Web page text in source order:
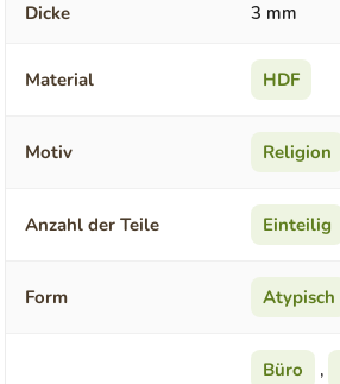
Dicke 3 mm
Material HDF
Motiv Religion
Anzahl der Teile Einteilig
Form Atypisch
Büro ,